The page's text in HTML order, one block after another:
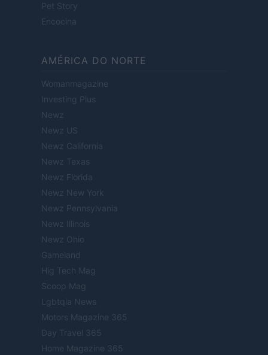
Pet Story
Encocina
AMÉRICA DO NORTE
Womanmagazine
Investing Plus
Newz
Newz US
Newz California
Newz Texas
Newz Florida
Newz New York
Newz Pennsylvania
Newz Illinois
Newz Ohio
Gameland
Hig Tech Mag
Scoop Mag
Lgbtqia News
Motors Magazine 365
Day Travel 365
Home Magazine 365